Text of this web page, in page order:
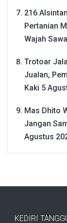
216
Pertanian
Wajah
Trotoar
Jualan,
Kaki 5
Mas Dhito
Jangan
Agustus
KEDIRI